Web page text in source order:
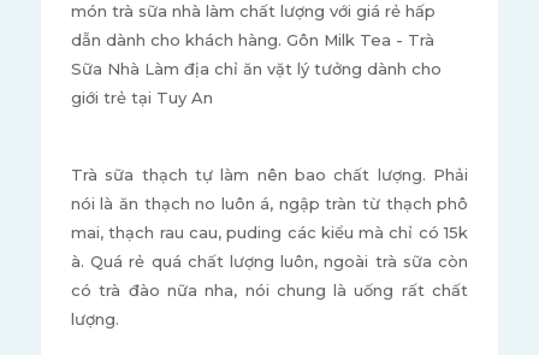
món trà sữa nhà làm chất lượng với giá rẻ hấp
dẫn dành cho khách hàng. Gôn Milk Tea - Trà
Sữa Nhà Làm địa chỉ ăn vặt lý tưởng dành cho
giới trẻ tại Tuy An
Trà sữa thạch tự làm nên bao chất lượng. Phải
nói là ăn thạch no luôn á, ngập tràn từ thạch phô
mai, thạch rau cau, puding các kiểu mà chỉ có 15k
à. Quá rẻ quá chất lượng luôn, ngoài trà sữa còn
có trà đào nữa nha, nói chung là uống rất chất
lượng.